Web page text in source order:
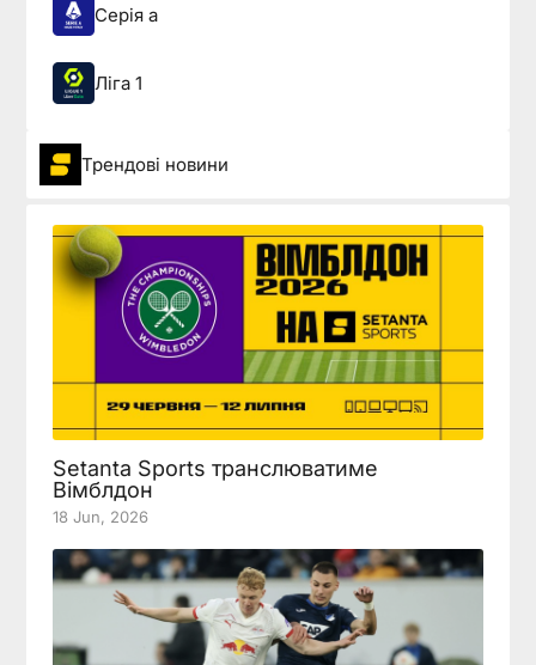
Серія а
Ліга 1
Трендові новини
Setanta Sports транслюватиме
Вімблдон
18 Jun, 2026